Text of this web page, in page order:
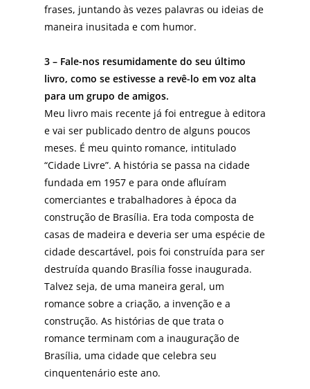
frases, juntando às vezes palavras ou ideias de
maneira inusitada e com humor.
3 – Fale-nos resumidamente do seu último
livro, como se estivesse a revê-lo em voz alta
para um grupo de amigos.
Meu livro mais recente já foi entregue à editora
e vai ser publicado dentro de alguns poucos
meses. É meu quinto romance, intitulado
“Cidade Livre”. A história se passa na cidade
fundada em 1957 e para onde afluíram
comerciantes e trabalhadores à época da
construção de Brasília. Era toda composta de
casas de madeira e deveria ser uma espécie de
cidade descartável, pois foi construída para ser
destruída quando Brasília fosse inaugurada.
Talvez seja, de uma maneira geral, um
romance sobre a criação, a invenção e a
construção. As histórias de que trata o
romance terminam com a inauguração de
Brasília, uma cidade que celebra seu
cinquentenário este ano.